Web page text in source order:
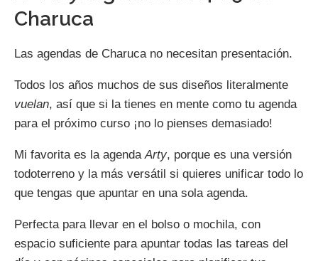
Charuca
Las agendas de Charuca no necesitan presentación.
Todos los años muchos de sus diseños literalmente
vuelan, así que si la tienes en mente como tu agenda
para el próximo curso ¡no lo pienses demasiado!
Mi favorita es la agendaArty, porque es una versión
todoterreno y la más versátil si quieres unificar todo lo
que tengas que apuntar en una sola agenda.
Perfecta para llevar en el bolso o mochila, con
espacio suficiente para apuntar todas las tareas del